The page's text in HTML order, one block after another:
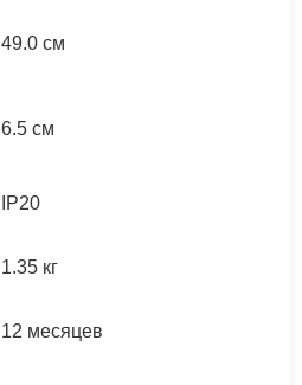
49.0 см
6.5 см
IP20
1.35 кг
12 месяцев